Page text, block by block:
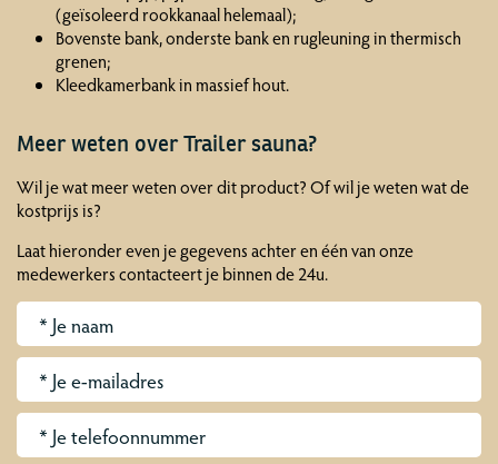
Meer weten over Trailer sauna?
Wil je wat meer weten over dit product? Of wil je weten wat de
kostprijs is?
Laat hieronder even je gegevens achter en één van onze
medewerkers contacteert je binnen de 24u.
(geïsoleerd rookkanaal helemaal);
Bovenste bank, onderste bank en rugleuning in thermisch
grenen;
Kleedkamerbank in massief hout.